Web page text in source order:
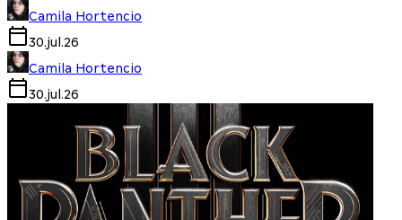
Camila Hortencio
30.jul.26
Camila Hortencio
30.jul.26